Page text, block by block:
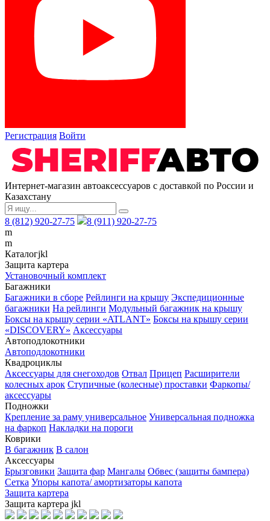
Регистрация Войти
Интернет-магазин автоаксессуаров с доставкой по России и
Казахстану
8 (812) 920-27-75
8 (911) 920-27-75
m
m
Каталогjkl
Защита картера
Установочный комплект
Багажники
Багажники в сборе Рейлинги на крышу Экспедиционные
багажники На рейлинги Модульный багажник на крышу
Боксы на крышу серии «ATLANT» Боксы на крышу серии
«DISCOVERY» Аксессуары
Автоподлокотники
Автоподлокотники
Квадроциклы
Аксессуары для снегоходов Отвал Прицеп Расширители
колесных арок Ступичные (колесные) проставки Фаркопы/
аксессуары
Подножки
Крепление за раму универсальное Универсальная подножка
на фаркоп Накладки на пороги
Коврики
В багажник В салон
Аксессуары
Брызговики Защита фар Мангалы Обвес (защиты бампера)
Сетка Упоры капота/ амортизаторы капота
Защита картера
Защита картера jkl